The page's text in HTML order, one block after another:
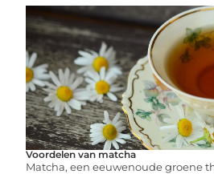
Voordelen van matcha
Matcha, een eeuwenoude groene